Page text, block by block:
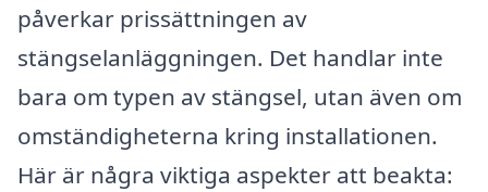
påverkar prissättningen av
stängselanläggningen. Det handlar inte
bara om typen av stängsel, utan även om
omständigheterna kring installationen.
Här är några viktiga aspekter att beakta: